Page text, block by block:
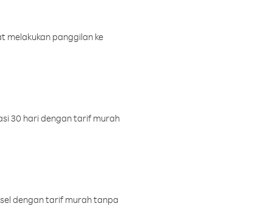
melakukan panggilan ke
30 hari dengan tarif murah
dengan tarif murah tanpa